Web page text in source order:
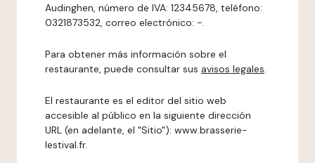
Audinghen, número de IVA: 12345678, teléfono:
0321873532, correo electrónico: -.
Para obtener más información sobre el
restaurante, puede consultar sus avisos legales.
El restaurante es el editor del sitio web
accesible al público en la siguiente dirección
URL (en adelante, el "Sitio"): www.brasserie-
lestival.fr.